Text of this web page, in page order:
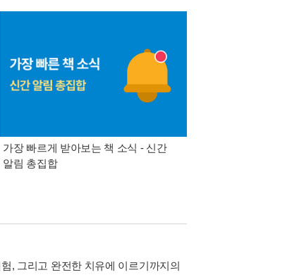
가장 빠르게 받아보는 책 소식 - 신간
알림 총집합
, 그리고 완전한 치유에 이르기까지의